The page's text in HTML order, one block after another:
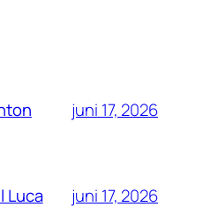
juni 17, 2026
Luca juni 17, 2026